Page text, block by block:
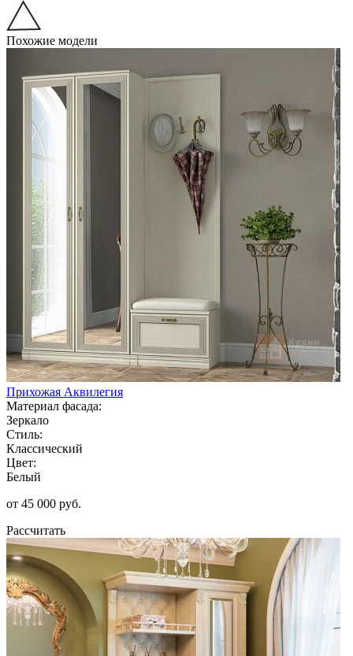
Похожие модели
Прихожая Аквилегия
Материал фасада:
Зеркало
Стиль:
Классический
Цвет:
Белый
от 45 000 руб.
Рассчитать